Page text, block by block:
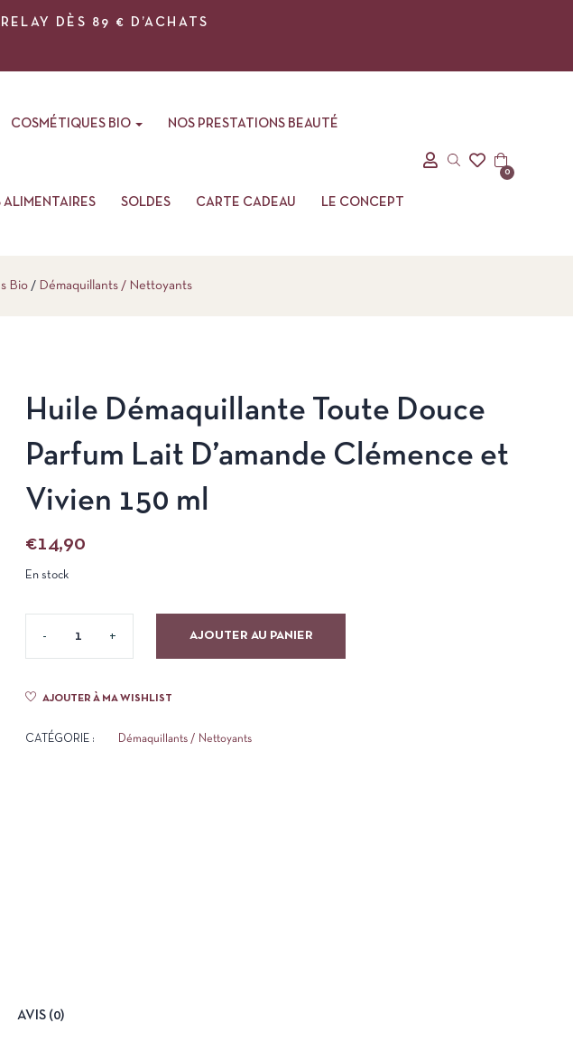
DÈS 89 € D’ACHATS
COSMÉTIQUES BIO NOS PRESTATIONS BEAUTÉ
SOLDES CARTE CADEAU LE CONCEPT
0
Bio Démaquillants / Nettoyants
Huile Démaquillante Toute Douce
Parfum Lait D’amande Clémence et
Vivien 150 ml
€14,90
En stock
AJOUTER AU PANIER
AJOUTER À MA WISHLIST
CATÉGORIE : Démaquillants / Nettoyants
AVIS (0)